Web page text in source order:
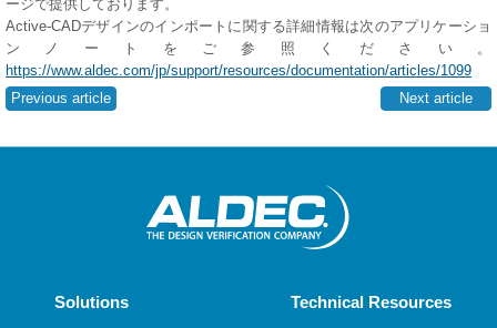
ージで提供しております。
Active-CADデザインのインポートに関する詳細情報は次のアプリケーショ
ンノートをご参照ください。
https://www.aldec.com/jp/support/resources/documentation/articles/1099
Previous article
Next article
Solutions Technical Resources